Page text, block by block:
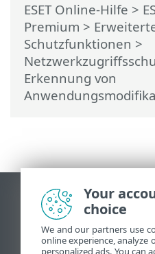
ESET Online-Hilfe >
Premium >
Schutzfunktionen >
Erkennung von
Desktop-Site
End of Life
ESET Knowledgebase
Your
choice
We and our partners use
online experience, analyze
personalized ads. You can